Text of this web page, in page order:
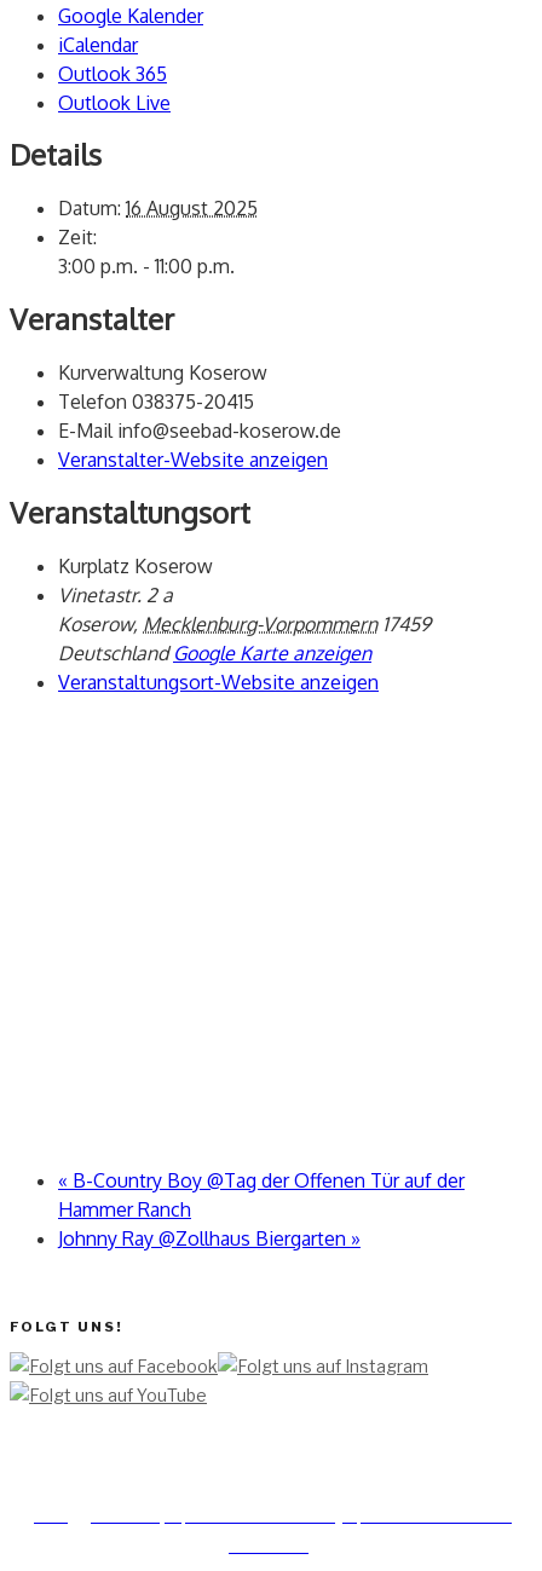
Google Kalender
iCalendar
Outlook 365
Outlook Live
Details
Datum: 16 August 2025
Zeit:
3:00 p.m. - 11:00 p.m.
Veranstalter
Kurverwaltung Koserow
Telefon 038375-20415
E-Mail info@seebad-koserow.de
Veranstalter-Website anzeigen
Veranstaltungsort
Kurplatz Koserow
Vinetastr. 2 a
Koserow, Mecklenburg-Vorpommern 17459
Deutschland Google Karte anzeigen
Veranstaltungsort-Website anzeigen
« B-Country Boy @Tag der Offenen Tür auf der
Hammer Ranch
Johnny Ray @Zollhaus Biergarten »
FOLGT UNS!